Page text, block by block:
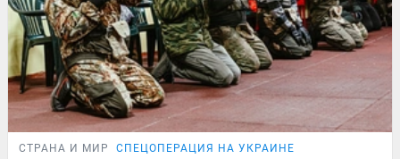
СТРАНА И МИР СПЕЦОПЕРАЦИЯ НА УКРАИНЕ